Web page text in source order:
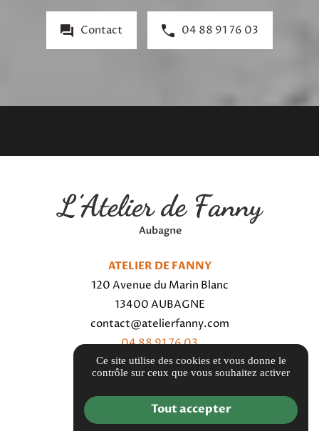
Contact 04 88 91 76 03
ATELIER DE FANNY
120 Avenue du Marin Blanc
13400 AUBAGNE
contact@atelierfanny.com
04 88 91 76 03
Itinéraire
Ce site utilise des cookies et vous donne le
contrôle sur ceux que vous souhaitez activer
Tout accepter